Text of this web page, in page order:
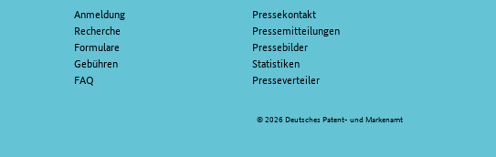
Anmeldung
Recherche
Formulare
Gebühren
FAQ
Pressekontakt
Pressemitteilungen
Pressebilder
Statistiken
Presseverteiler
© 2026 Deutsches Patent- und Markenamt